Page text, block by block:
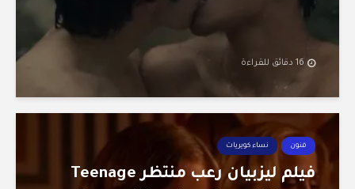
16 دقائق للقراءة
فنون نساء كويريات
فيلم ليزبيان رعب منتظر Teenage